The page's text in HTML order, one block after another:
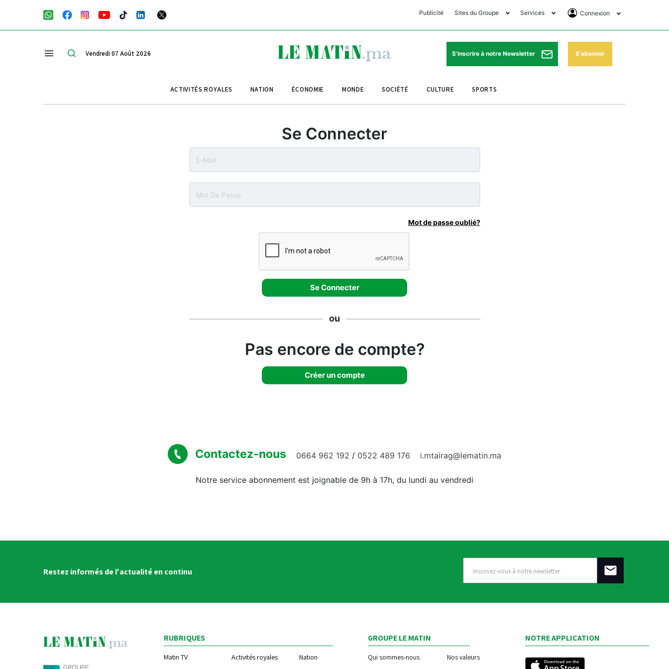
Publicité Sites du Groupe
Club Avantages
Le Matin Sports
Le Matin Store
Services
Horaires de prières
Pharmacies de garde
Programme TV
Connexion
Se Connecter
Abonnement
Vendredi 07 Août 2026 S'inscrire à notre Newsletter S'abonner
ACTIVITÉS ROYALES NATION ÉCONOMIE MONDE SOCIÉTÉ CULTURE SPORTS
Se Connecter
Mot de passe oublié?
ou
Pas encore de compte?
Créer un compte
Contactez-nous 0664 962 192 / 0522 489 176 i.mtairag@lematin.ma
Notre service abonnement est joignable de 9h à 17h, du lundi au vendredi
Restez informés de l'actualité en continu
RUBRIQUES
Matin TV Activités royales
Nation
GROUPE LE MATIN
Qui sommes-nous Nos valeurs
NOTRE APPLICATION